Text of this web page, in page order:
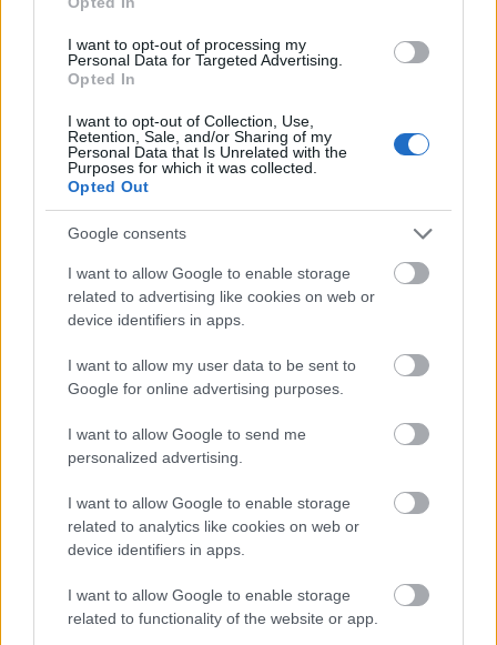
I want to opt-out of processing my
Personal Data for Targeted Advertising.
Opted In
I want to opt-out of Collection, Use,
Retention, Sale, and/or Sharing of my
Personal Data that Is Unrelated with the
Purposes for which it was collected.
Opted Out
Google consents
I want to allow Google to enable storage
related to advertising like cookies on web or
device identifiers in apps.
I want to allow my user data to be sent to
Google for online advertising purposes.
I want to allow Google to send me
personalized advertising.
I want to allow Google to enable storage
related to analytics like cookies on web or
device identifiers in apps.
I want to allow Google to enable storage
related to functionality of the website or app.
csónakokba, amikor észrevette, hogy az
egyiken még van hely számára is. „Nem volt
más a fedélzeten akkor, Ismay nem vette el
senkitől a túlélés lehetőségét” – fogalmaztak
a nyomozati anyagban. Bármi is volt az
igazság, a hajómágnás soha többé nem tudta
visszanyerni a becsületét.
megtekinthető a budapesti Titanic
Kiállításon, ahol számos más történet és titok
feltárul az eredeti tárgyak mellett, amelyek a
szerencsétlenül járt hajóból származnak.
A kiállításról, és a Titanicot övező legendákról
Elter Tamás történésszel, búvárrégésszel
beszélgettünk a Kultúrpart rádióműsorában: